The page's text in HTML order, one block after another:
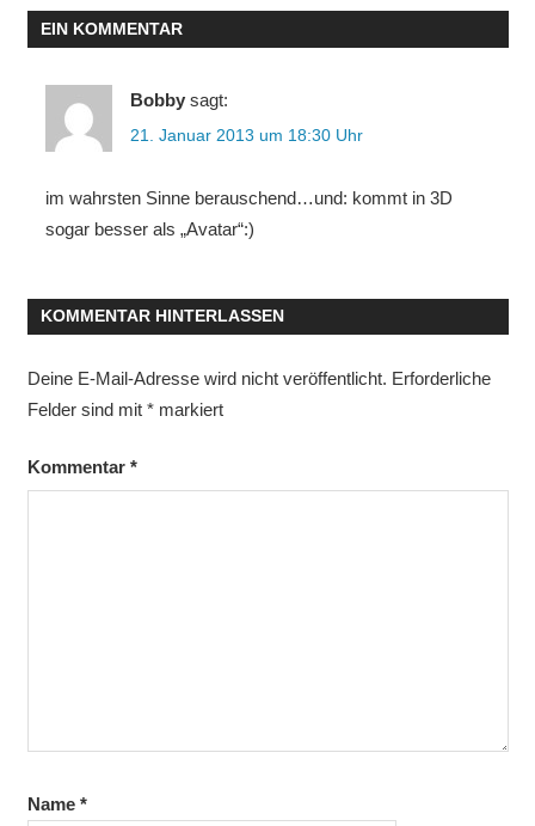
EIN KOMMENTAR
Bobby sagt:
21. Januar 2013 um 18:30 Uhr
im wahrsten Sinne berauschend…und: kommt in 3D
sogar besser als „Avatar“:)
KOMMENTAR HINTERLASSEN
Deine E-Mail-Adresse wird nicht veröffentlicht. Erforderliche
Felder sind mit *markiert
Kommentar *
Name *